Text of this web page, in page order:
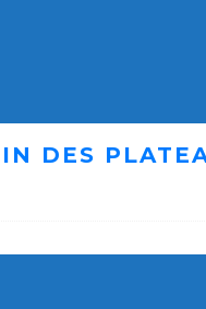
DES